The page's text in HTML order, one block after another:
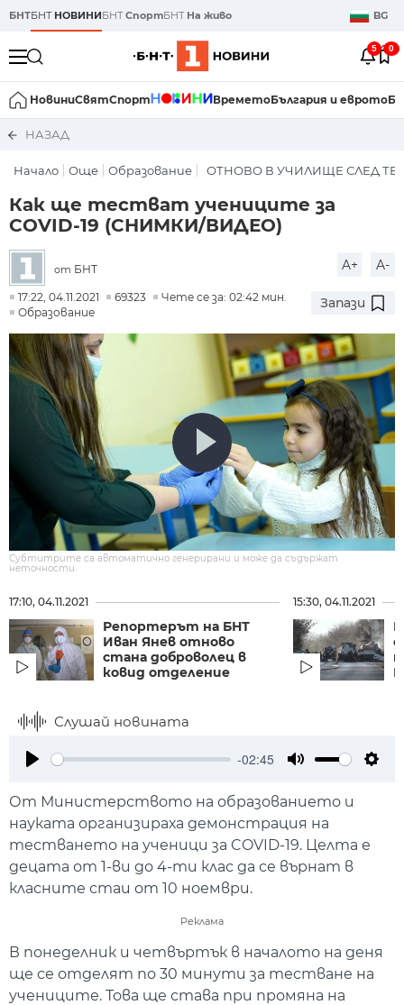
БНТБНТ НОВИНИБНТСпортБНТ На живо BG
5 0
НовиниСвятСпорт ВреметоБългария и еврото
НАЗАД
Начало Още Образование ОТНОВО В УЧИЛИЩЕ СЛЕД ТЕСТ
Как ще тестват учениците за
COVID-19 (СНИМКИ/ВИДЕО)
от БНТ A+ A-
17:22, 04.11.2021 69323
Чете се за: 02:42 мин.
Образование
Запази
Субтитрите са автоматично генерирани и може да съдържат
неточности.
17:10, 04.11.2021
Репортерът на БНТ
Иван Янев отново
стана доброволец в
ковид отделение
15:30, 04.11.2021
Слушай новината
-02:45
От Министерството на образованието и
науката организираха демонстрация на
тестването на ученици за COVID-19. Целта е
децата от 1-ви до 4-ти клас да се върнат в
класните стаи от 10 ноември.
Реклама
В понеделник и четвъртък в началото на деня
ще се отделят по 30 минути за тестване на
учениците. Това ще става при промяна на